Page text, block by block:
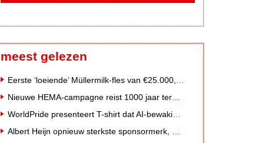
meest gelezen